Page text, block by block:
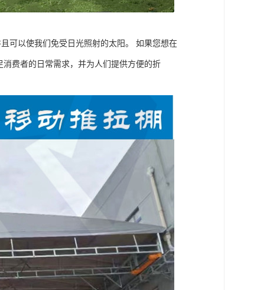
可以使我们免受日光照射的太阳。 如果您想在
费者的日常需求，并为人们提供方便的折